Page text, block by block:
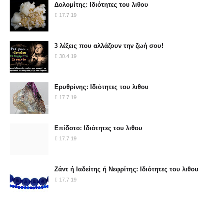
Δολομίτης: Ιδιότητες του λιθου
17.7.19
3 λέξεις που αλλάζουν την ζωή σου!
30.4.19
Ερυθρίνης: Ιδιότητες του λιθου
17.7.19
Επίδοτο: Ιδιότητες του λιθου
17.7.19
Ζάντ ή Ιαδείτης ή Νεφρίτης: Ιδιότητες του λιθου
17.7.19